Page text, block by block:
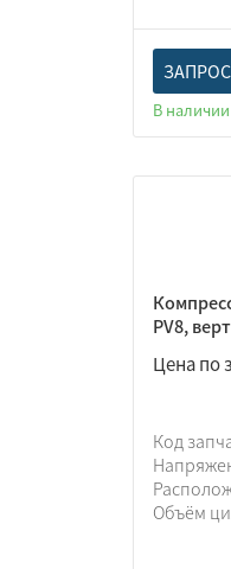
В наличии
PV8,
Цена по
Код
Объём